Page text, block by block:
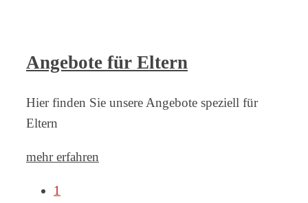
Angebote für Eltern
Hier finden Sie unsere Angebote speziell für
Eltern
mehr erfahren
1